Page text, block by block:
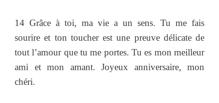
14 Grâce à toi, ma vie a un sens. Tu me fais
sourire et ton toucher est une preuve délicate de
tout l’amour que tu me portes. Tu es mon meilleur
ami et mon amant. Joyeux anniversaire, mon
chéri.